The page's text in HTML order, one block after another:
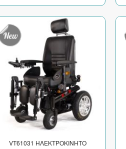
VT61031 ΗΛΕΚΤΡΟΚΙΝΗΤΟ